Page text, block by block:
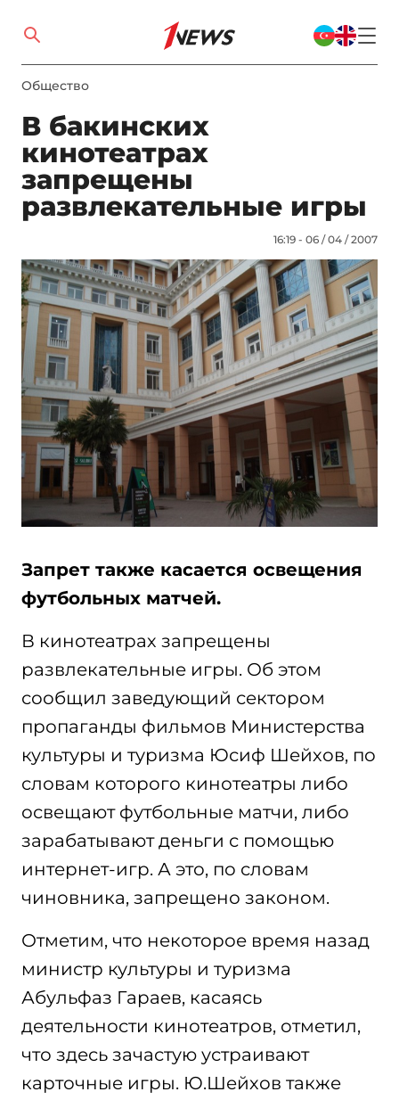
Общество
В бакинских
кинотеатрах
запрещены
развлекательные игры
16:19 - 06 / 04 / 2007
Запрет также касается освещения
футбольных матчей.
В кинотеатрах запрещены
развлекательные игры. Об этом
сообщил заведующий сектором
пропаганды фильмов Министерства
культуры и туризма Юсиф Шейхов, по
словам которого кинотеатры либо
освещают футбольные матчи, либо
зарабатывают деньги с помощью
интеpнет-игp. А это, по словам
чиновника, запрещено законом.
Отметим, что некоторое время назад
министр культуры и туризма
Абульфаз Гаpаев, касаясь
деятельности кинотеатров, отметил,
что здесь зачастую устраивают
карточные игры. Ю.Шейхов также